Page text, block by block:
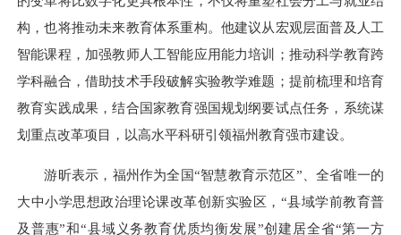
构，也将推动未来教育体系重构。他建议从宏观层面普及人工
智能课程，加强教师人工智能应用能力培训；推动科学教育跨
学科融合，借助技术手段破解实验教学难题；提前梳理和培育
教育实践成果，结合国家教育强国规划纲要试点任务，系统谋
划重点改革项目，以高水平科研引领福州教育强市建设。
游昕表示，福州作为全国“智慧教育示范区”、全省唯一的
大中小学思想政治理论课改革创新实验区，“县域学前教育普
及普惠”和“县域义务教育优质均衡发展”创建居全省“第一方